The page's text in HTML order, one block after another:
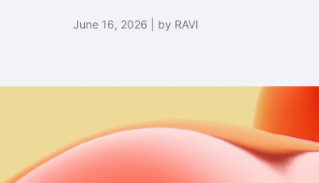
June 16, 2026 | by RAVI